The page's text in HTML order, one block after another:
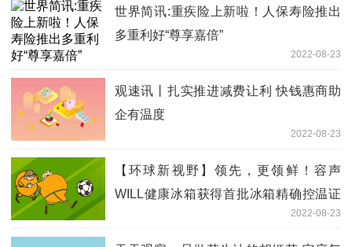
世界简讯:重疾险上新啦！人保寿险推出
多重利好“尊享嘉倍”
2022-08-23
观速讯丨扎实推进减费让利 快钱惠商助
企有温度
2022-08-23
【环球新视野】领先，更领鲜！容声
WILL健康冰箱获得首批冰箱精确控温证
2022-08-23